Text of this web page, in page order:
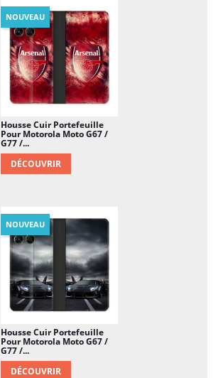
Housse Cuir Portefeuille
Pour Motorola Moto G67 /
G77 /...
DÉCOUVRIR
NOUVEAU
Housse Cuir Portefeuille
Pour Motorola Moto G67 /
G77 /...
DÉCOUVRIR
NOUVEAU